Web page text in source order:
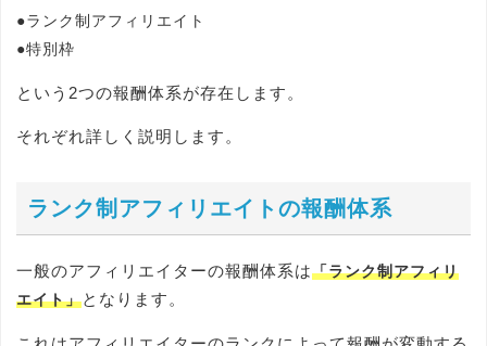
●ランク制アフィリエイト
●特別枠
という2つの報酬体系が存在します。
それぞれ詳しく説明します。
ランク制アフィリエイトの報酬体系
一般のアフィリエイターの報酬体系は「ランク制アフィリ
エイト」となります。